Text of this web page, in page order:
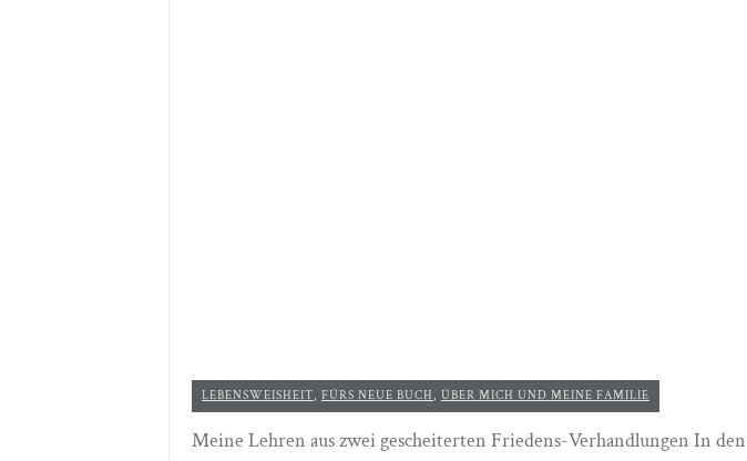
LEBENSWEISHEIT, FÜRS NEUE BUCH , ÜBER MICH UND MEINE FAMILIE
Meine Lehren aus zwei gescheiterten Friedens-Verhandlungen In